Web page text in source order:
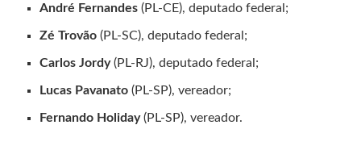
André Fernandes (PL-CE), deputado federal;
Zé Trovão (PL-SC), deputado federal;
Carlos Jordy(PL-RJ), deputado federal;
Lucas Pavanato (PL-SP), vereador;
Fernando Holiday(PL-SP), vereador.